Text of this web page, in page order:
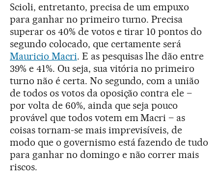
Scioli, entretanto, precisa de um empuxo
para ganhar no primeiro turno. Precisa
superar os 40% de votos e tirar 10 pontos do
segundo colocado, que certamente será
Mauricio Macri. E as pesquisas lhe dão entre
39% e 41%. Ou seja, sua vitória no primeiro
turno não é certa. No segundo, com a união
de todos os votos da oposição contra ele –
por volta de 60%, ainda que seja pouco
provável que todos votem em Macri – as
coisas tornam-se mais imprevisíveis, de
modo que o governismo está fazendo de tudo
para ganhar no domingo e não correr mais
riscos.